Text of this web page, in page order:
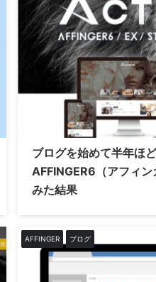
ブログを始めて半年ほ
AFFINGER6（アフィ
みた結果
AFFINGER ブログ